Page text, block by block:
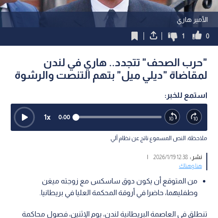
الأمير هاري
0
1
"حرب الصحف" تتجدد.. هاري في لندن
لمقاضاة "ديلي ميل" بتهم التنصت والرشوة
استمع للخبر:
0:00
1x
ملاحظة: النص المسموع ناتج عن نظام آلي
نشر :12:38 2026/1/19
|
هنا وهناك
من المتوقع أن يكون دوق ساسكس مع زوجته ميغن
وطفليهما، حاضرا في أروقة المحكمة العليا في بريطانيا.
تنطلق في العاصمة البريطانية لندن، يوم الإثنين، فصول محاكمة